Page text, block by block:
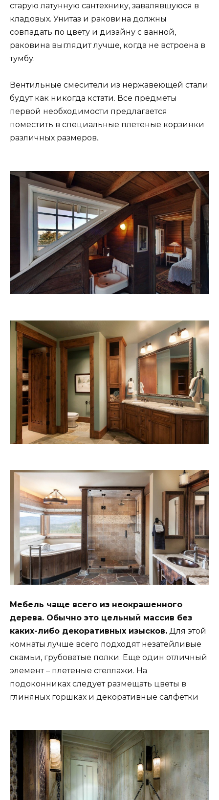
старую латунную сантехнику, завалявшуюся в
кладовых. Унитаз и раковина должны
совпадать по цвету и дизайну с ванной,
раковина выглядит лучше, когда не встроена в
тумбу.
Вентильные смесители из нержавеющей стали
будут как никогда кстати. Все предметы
первой необходимости предлагается
поместить в специальные плетеные корзинки
различных размеров..
Мебель чаще всего из неокрашенного
дерева. Обычно это цельный массив без
каких-либо декоративных изысков. Для этой
комнаты лучше всего подходят незатейливые
скамьи, грубоватые полки. Еще один отличный
элемент – плетеные стеллажи. На
подоконниках следует размещать цветы в
глиняных горшках и декоративные салфетки